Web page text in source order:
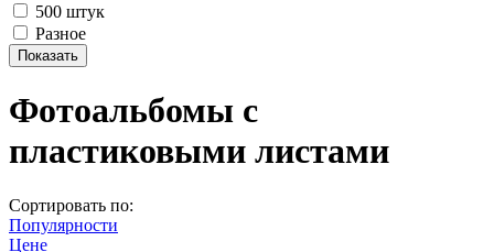
500 штук
Разное
Фотоальбомы с
пластиковыми листами
Сортировать по:
Популярности
Цене